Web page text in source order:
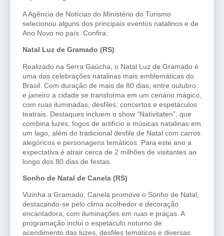
A Agência de Notícias do Ministério do Turismo
selecionou alguns dos principais eventos natalinos e de
Ano Novo no país. Confira:
Natal Luz de Gramado (RS)
Realizado na Serra Gaúcha, o Natal Luz de Gramado é
uma das celebrações natalinas mais emblemáticas do
Brasil. Com duração de mais de 80 dias, entre outubro
e janeiro a cidade se transforma em um cenário mágico,
com ruas iluminadas, desfiles, concertos e espetáculos
teatrais. Destaques incluem o show “Nativitaten”, que
combina luzes, fogos de artifício e músicas natalinas em
um lago, além do tradicional desfile de Natal com carros
alegóricos e personagens temáticos. Para este ano a
expectativa é atrair cerca de 2 milhões de visitantes ao
longo dos 80 dias de festas.
Sonho de Natal de Canela (RS)
Vizinha a Gramado, Canela promove o Sonho de Natal,
destacando-se pelo clima acolhedor e decoração
encantadora, com iluminações em ruas e praças. A
programação inclui o espetáculo noturno de
acendimento das luzes, desfiles temáticos e diversas